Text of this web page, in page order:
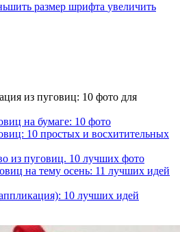
размер шрифта увеличить
из пуговиц: 10 фото для
на бумаге: 10 фото
10 простых и восхитительных
из пуговиц. 10 лучших фото
на тему осень: 11 лучших идей
10 лучших идей